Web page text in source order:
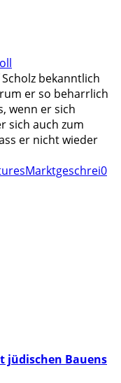
bekanntlich
er so beharrlich
wenn er sich
sich auch zum
er nicht wieder
Marktgeschrei0
jüdischen Bauens